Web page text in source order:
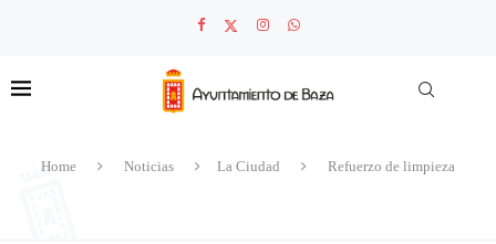
Home Noticias La Ciudad Refuerzo de limpieza